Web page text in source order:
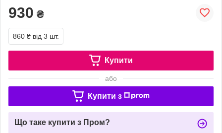
930 ₴
860 ₴ від 3 шт.
Купити
або
Купити з
Що таке купити з Пром?